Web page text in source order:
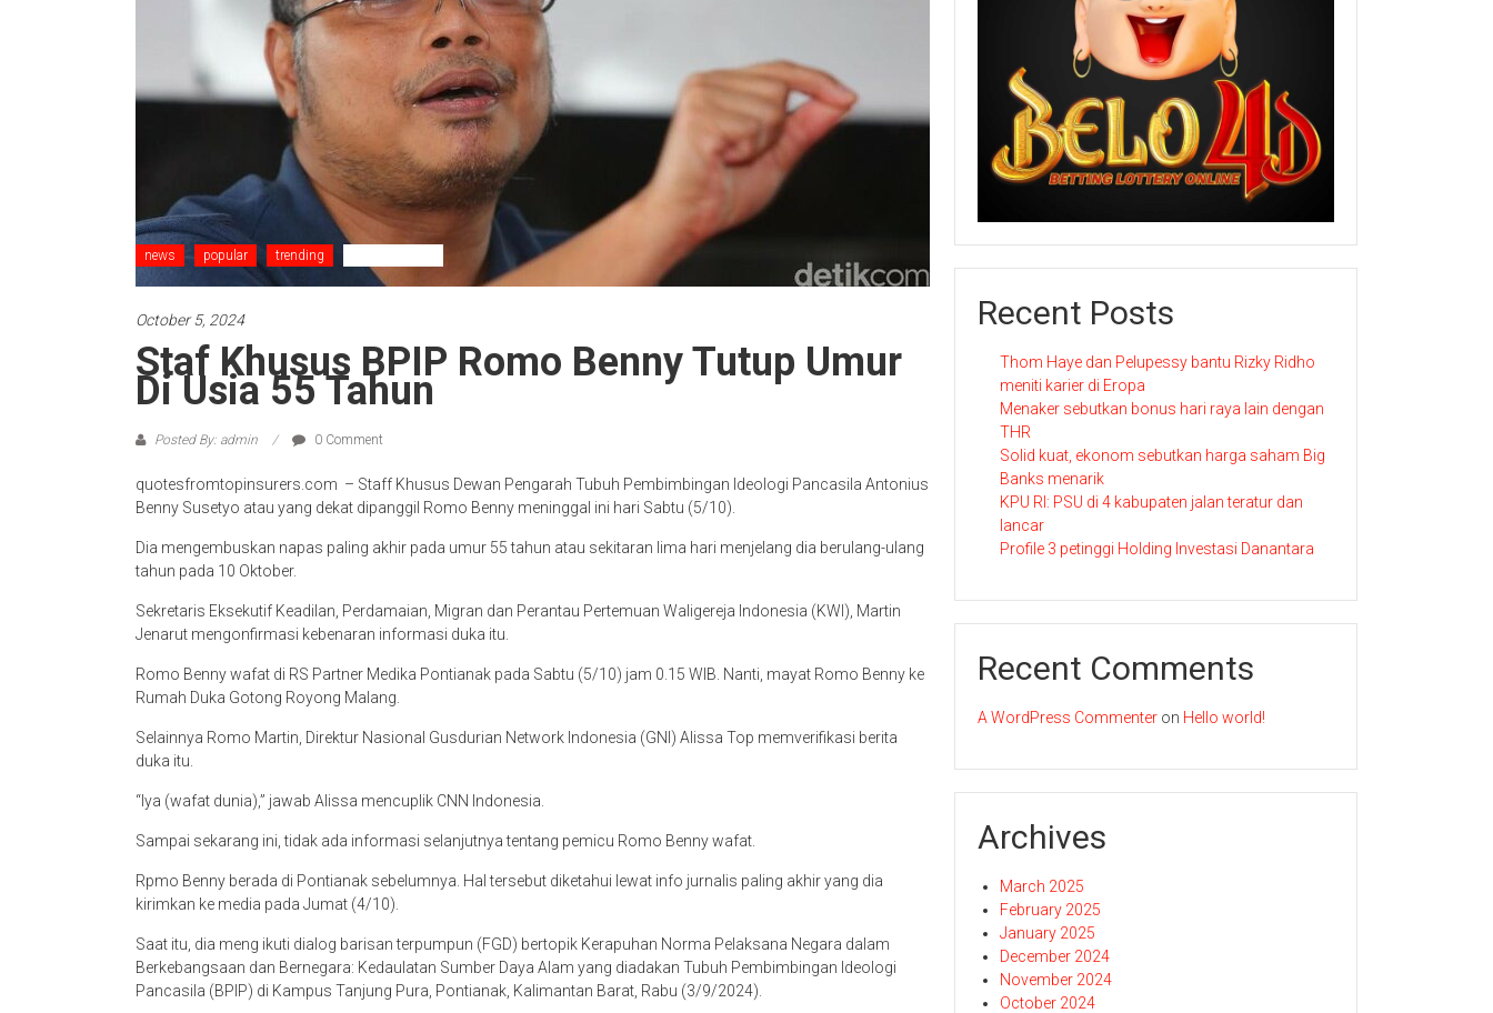
news popular trending
October 5, 2024
Staf Khusus BPIP Romo Benny Tutup Umur
Di Usia 55 Tahun
Posted By: admin 0 Comment
quotesfromtopinsurers.com – Staff Khusus Dewan Pengarah Tubuh Pembimbingan Ideologi Pancasila Antonius
Benny Susetyo atau yang dekat dipanggil Romo Benny meninggal ini hari Sabtu (5/10).
Dia mengembuskan napas paling akhir pada umur 55 tahun atau sekitaran lima hari menjelang dia berulang-ulang
tahun pada 10 Oktober.
Sekretaris Eksekutif Keadilan, Perdamaian, Migran dan Perantau Pertemuan Waligereja Indonesia (KWI), Martin
Jenarut mengonfirmasi kebenaran informasi duka itu.
Romo Benny wafat di RS Partner Medika Pontianak pada Sabtu (5/10) jam 0.15 WIB. Nanti, mayat Romo Benny ke
Rumah Duka Gotong Royong Malang.
Selainnya Romo Martin, Direktur Nasional Gusdurian Network Indonesia (GNI) Alissa Top memverifikasi berita
duka itu.
“Iya (wafat dunia),” jawab Alissa mencuplik CNN Indonesia.
Sampai sekarang ini, tidak ada informasi selanjutnya tentang pemicu Romo Benny wafat.
Rpmo Benny berada di Pontianak sebelumnya. Hal tersebut diketahui lewat info jurnalis paling akhir yang dia
kirimkan ke media pada Jumat (4/10).
Saat itu, dia meng ikuti dialog barisan terpumpun (FGD) bertopik Kerapuhan Norma Pelaksana Negara dalam
Berkebangsaan dan Bernegara: Kedaulatan Sumber Daya Alam yang diadakan Tubuh Pembimbingan Ideologi
Pancasila (BPIP) di Kampus Tanjung Pura, Pontianak, Kalimantan Barat, Rabu (3/9/2024).
Recent Posts
Thom Haye dan Pelupessy bantu Rizky Ridho
meniti karier di Eropa
Menaker sebutkan bonus hari raya lain dengan
THR
Solid kuat, ekonom sebutkan harga saham Big
Banks menarik
KPU RI: PSU di 4 kabupaten jalan teratur dan
lancar
Profile 3 petinggi Holding Investasi Danantara
Recent Comments
A WordPress Commenter on Hello world!
Archives
March 2025
February 2025
January 2025
December 2024
November 2024
October 2024